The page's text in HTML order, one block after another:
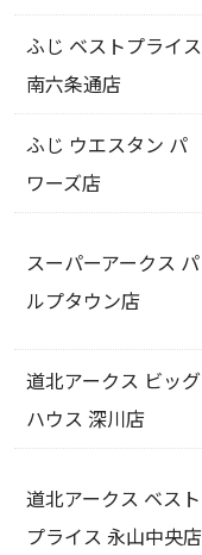
ふじ ベストプライス
南六条通店
ふじ ウエスタン パ
ワーズ店
スーパーアークス パ
ルプタウン店
道北アークス ビッグ
ハウス 深川店
道北アークス ベスト
プライス 永山中央店